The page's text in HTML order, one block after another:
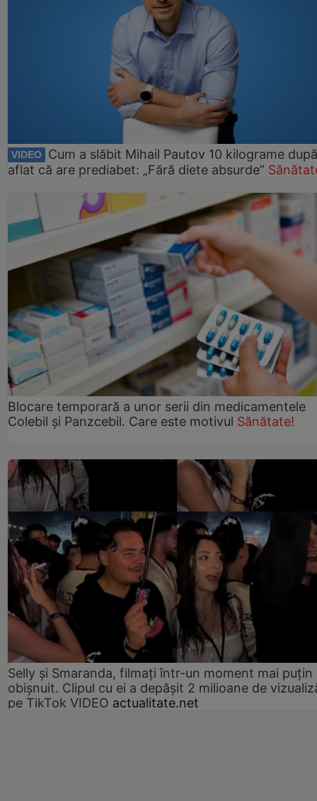
VIDEO
Cum a slăbit Mihail Pautov 10 kilograme
aflat că are prediabet: „Fără diete absurde”
Blocare temporară a unor serii din medicamentele
Colebil și Panzcebil. Care este motivul Sănătate!
Selly și Smaranda, filmați într-un moment mai puțin
obișnuit. Clipul cu ei a depășit 2 milioane de
pe TikTok VIDEO actualitate.net